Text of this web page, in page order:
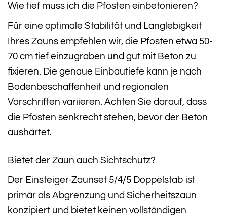
Wie tief muss ich die Pfosten einbetonieren?
Für eine optimale Stabilität und Langlebigkeit
Ihres Zauns empfehlen wir, die Pfosten etwa 50-
70 cm tief einzugraben und gut mit Beton zu
fixieren. Die genaue Einbautiefe kann je nach
Bodenbeschaffenheit und regionalen
Vorschriften variieren. Achten Sie darauf, dass
die Pfosten senkrecht stehen, bevor der Beton
aushärtet.
Bietet der Zaun auch Sichtschutz?
Der Einsteiger-Zaunset 5/4/5 Doppelstab ist
primär als Abgrenzung und Sicherheitszaun
konzipiert und bietet keinen vollständigen